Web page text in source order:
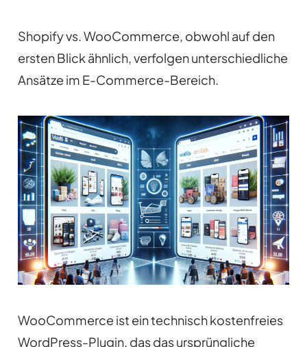
Shopify vs. WooCommerce, obwohl auf den
ersten Blick ähnlich, verfolgen unterschiedliche
Ansätze im E-Commerce-Bereich.
WooCommerce ist ein technisch kostenfreies
WordPress-Plugin, das das ursprüngliche